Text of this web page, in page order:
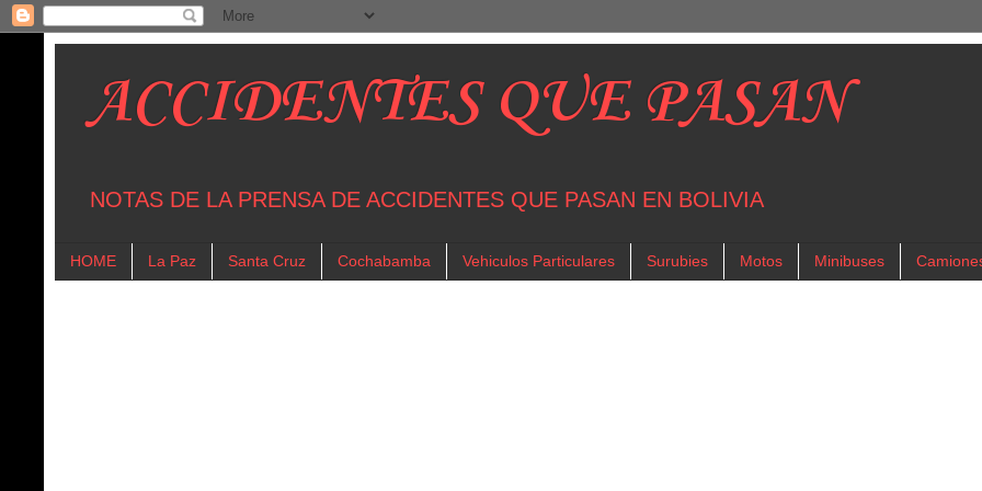
ACCIDENTES QUE PASAN
NOTAS DE LA PRENSA DE ACCIDENTES QUE PASAN EN BOLIVIA
HOME La Paz Santa Cruz Cochabamba Vehiculos Particulares Surubies Motos Minibuses